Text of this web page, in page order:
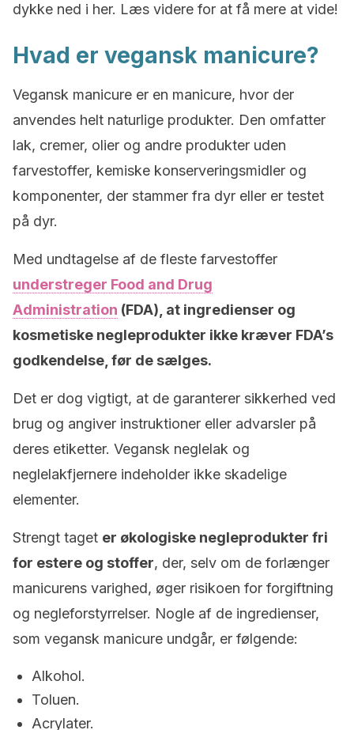
dykke ned i her. Læs videre for at få mere at vide!
Hvad er vegansk manicure?
Vegansk manicure er en manicure, hvor der
anvendes helt naturlige produkter. Den omfatter
lak, cremer, olier og andre produkter uden
farvestoffer, kemiske konserveringsmidler og
komponenter, der stammer fra dyr eller er testet
på dyr.
Med undtagelse af de fleste farvestoffer
understreger Food and Drug
Administration (FDA), at ingredienser og
kosmetiske negleprodukter ikke kræver FDA’s
godkendelse, før de sælges.
Det er dog vigtigt, at de garanterer sikkerhed ved
brug og angiver instruktioner eller advarsler på
deres etiketter. Vegansk neglelak og
neglelakfjernere indeholder ikke skadelige
elementer.
Strengt taget er økologiske negleprodukter fri
for estere og stoffer, der, selv om de forlænger
manicurens varighed, øger risikoen for forgiftning
og negleforstyrrelser. Nogle af de ingredienser,
som vegansk manicure undgår, er følgende:
Alkohol.
Toluen.
Acrylater.